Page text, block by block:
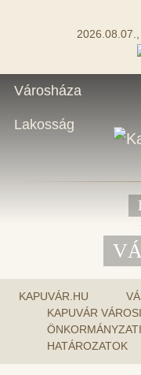
Városháza
Lakosság
KAPUVÁR.HU
KAPUVÁR
HATÁROZATOK